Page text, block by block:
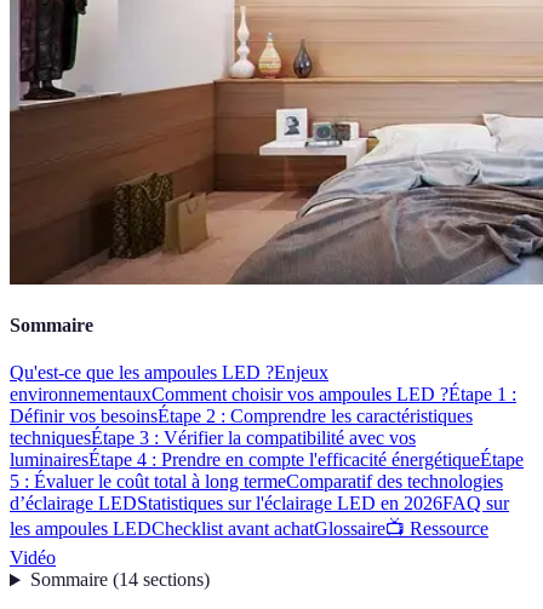
Sommaire
Qu'est-ce que les ampoules LED ?Enjeux
environnementauxComment choisir vos ampoules LED ?Étape 1 :
Définir vos besoinsÉtape 2 : Comprendre les caractéristiques
techniquesÉtape 3 : Vérifier la compatibilité avec vos
luminairesÉtape 4 : Prendre en compte l'efficacité énergétiqueÉtape
5 : Évaluer le coût total à long termeComparatif des technologies
d’éclairage LEDStatistiques sur l'éclairage LED en 2026FAQ sur
les ampoules LEDChecklist avant achatGlossaire📺 Ressource
Vidéo
Sommaire(14 sections)